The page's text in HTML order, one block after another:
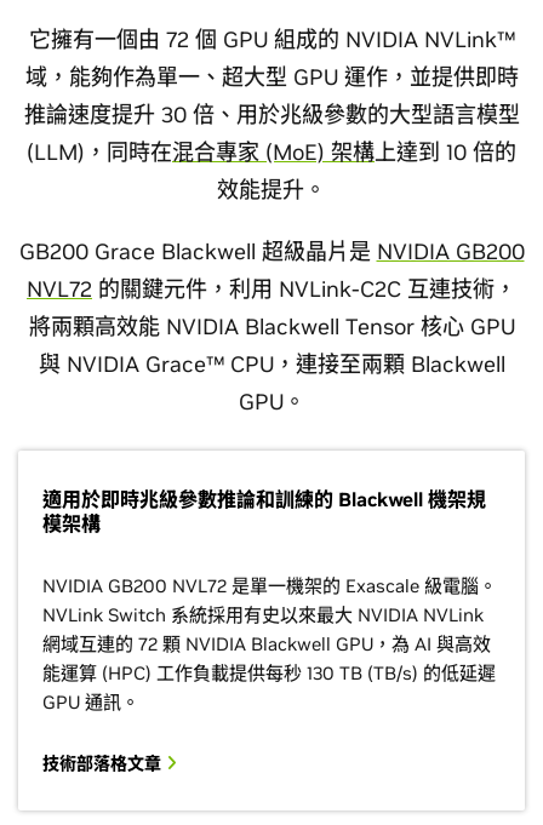
它擁有一個由 72 個 GPU 組成的 NVIDIA NVLink™
域，能夠作為單一、超大型 GPU 運作，並提供即時
推論速度提升 30 倍、用於兆級參數的大型語言模型
(LLM)，同時在混合專家 (MoE) 架構上達到 10 倍的
效能提升。
GB200 Grace Blackwell 超級晶片是 NVIDIA GB200
NVL72 的關鍵元件，利用 NVLink-C2C 互連技術，
將兩顆高效能 NVIDIA Blackwell Tensor 核心 GPU
與 NVIDIA Grace™ CPU，連接至兩顆 Blackwell
GPU。
適用於即時兆級參數推論和訓練的 Blackwell 機架規
模架構
NVIDIA GB200 NVL72 是單一機架的 Exascale 級電腦。
NVLink Switch 系統採用有史以來最大 NVIDIA NVLink
網域互連的 72 顆 NVIDIA Blackwell GPU，為 AI 與高效
能運算 (HPC) 工作負載提供每秒 130 TB (TB/s) 的低延遲
GPU 通訊。
技術部落格文章